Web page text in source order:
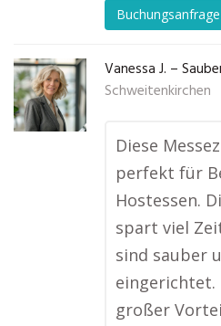
Buchungsanfrage
Vanessa J. –
Schweitenkirchen
Diese
perfekt für
Hostessen.
spart viel
sind sauber
eingerichtet.
großer